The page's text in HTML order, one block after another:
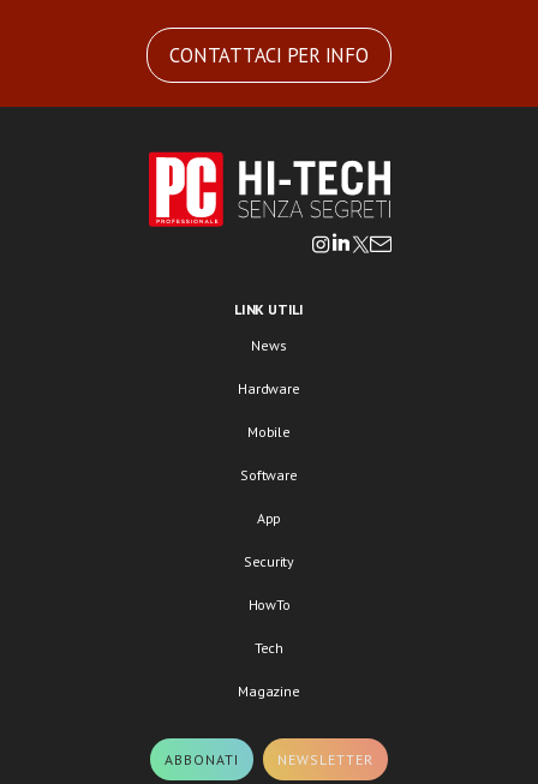
CONTATTACI PER INFO
LINK UTILI
News
Hardware
Mobile
Software
App
Security
HowTo
Tech
Magazine
ABBONATI NEWSLETTER